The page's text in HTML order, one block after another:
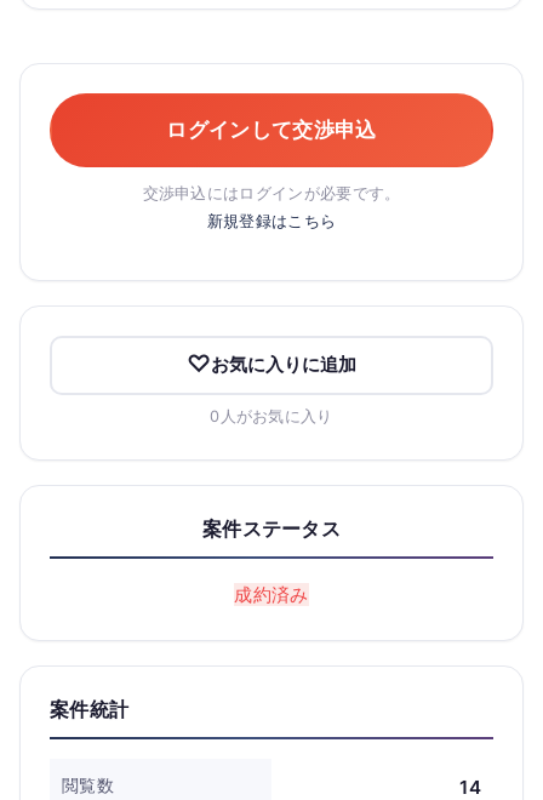
ログインして交渉申込
交渉申込にはログインが必要です。
新規登録はこちら
お気に入りに追加
0人がお気に入り
案件ステータス
成約済み
案件統計
閲覧数 14